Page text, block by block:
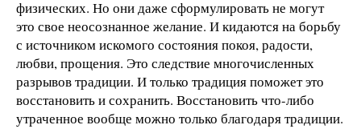
физических. Но они даже сформулировать не могут
это свое неосознанное желание. И кидаются на борьбу
с источником искомого состояния покоя, радости,
любви, прощения. Это следствие многочисленных
разрывов традиции. И только традиция поможет это
восстановить и сохранить. Восстановить что-либо
утраченное вообще можно только благодаря традиции.